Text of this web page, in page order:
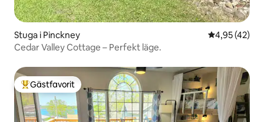
Stuga i Pinckney 4,95 av 5 i
4,95 (42)
Cedar Valley Cottage – Perfekt läge.
Populär gästfavorit
Gästfavorit